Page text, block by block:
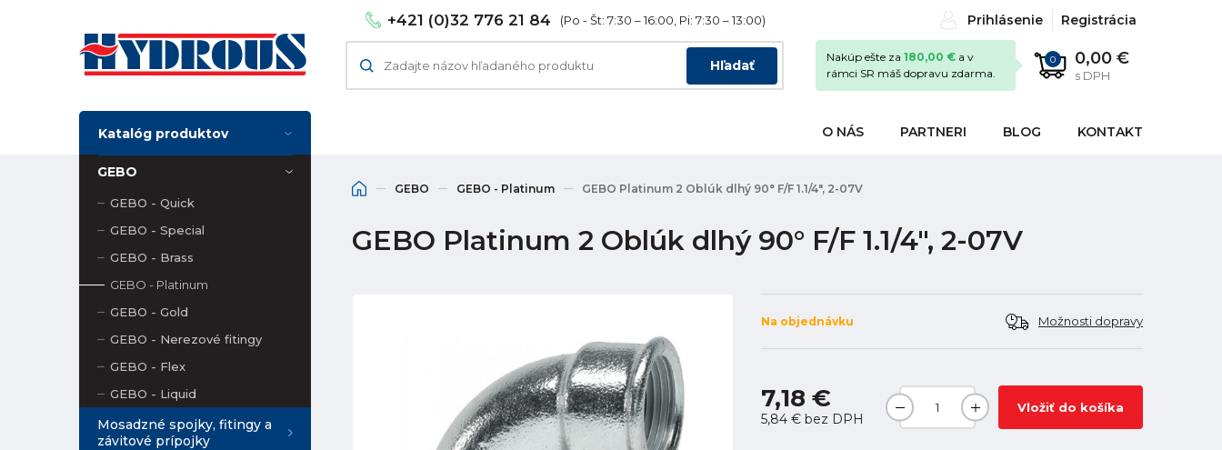
+421 (0)32 776 21 84 (Po - Št: 7:30 – 16:00, Pi: 7:30 – 13:00) Prihlásenie Registrácia
Hľadať 0 0,00 €
s DPH
Nakúp ešte za 180,00 € a v
rámci SR máš dopravu zdarma.
O NÁS PARTNERI BLOG KONTAKT
Katalóg produktov
GEBO
GEBO - Quick
GEBO - Special
GEBO - Brass
GEBO - Platinum
GEBO - Gold
GEBO - Nerezové fitingy
GEBO - Flex
GEBO - Liquid
Mosadzné spojky, fitingy a
závitové prípojky
GEBO GEBO - Platinum GEBO Platinum 2 Oblúk dlhý 90° F/F 1.1/4", 2-07V
GEBO Platinum 2 Oblúk dlhý 90° F/F 1.1/4", 2-07V
Na objednávku Možnosti dopravy
7,18 €
5,84 € bez DPH
Vložiť do košíka